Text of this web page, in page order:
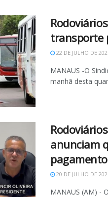
transporte
22 DE JULHO DE
MANAUS -O
manhã desta
anunciam
20 DE JULHO DE
MANAUS (AM) -